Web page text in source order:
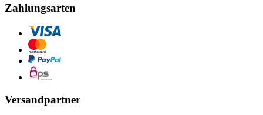
Zahlungsarten
Versandpartner